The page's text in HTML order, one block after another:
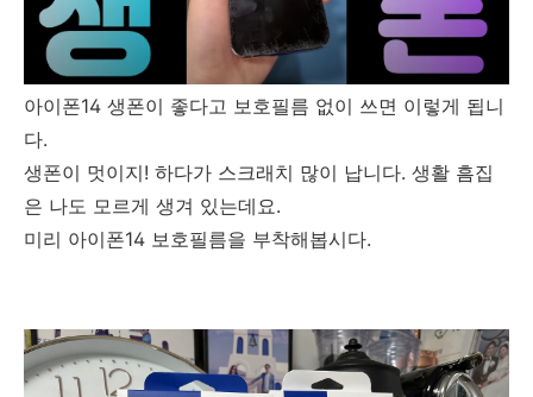
아이폰14 생폰이 좋다고 보호필름 없이 쓰면 이렇게 됩니
다.
생폰이 멋이지! 하다가 스크래치 많이 납니다. 생활 흠집
은 나도 모르게 생겨 있는데요.
미리 아이폰14 보호필름을 부착해봅시다.